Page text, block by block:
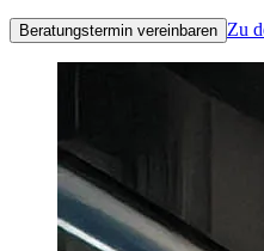
Beratungstermin vereinbaren Zu